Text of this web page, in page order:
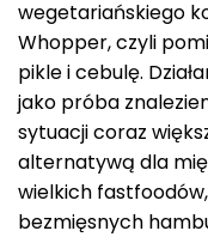
wegetariańskiego
Whopper, czyli
pikle i cebulę.
jako próba
sytuacji coraz
alternatywą dla
wielkich
bezmięsnych